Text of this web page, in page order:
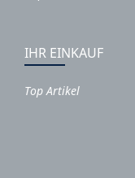
IHR EINKAUF
Top Artikel